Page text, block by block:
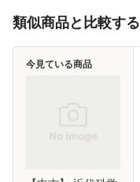
類似商品と比較する
今見ている商品